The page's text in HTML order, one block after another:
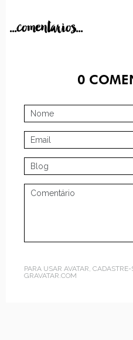
...comentarios...
0
PARA USAR AVATAR,
GRAVATAR.COM